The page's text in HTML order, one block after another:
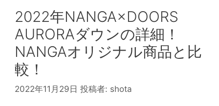
2022年NANGA×DOORS
AURORAダウンの詳細！
NANGAオリジナル商品と比
較！
2022年11月29日 投稿者: shota